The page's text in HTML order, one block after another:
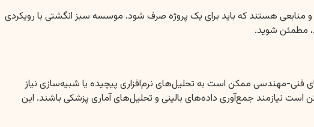
منابعی هستند که باید برای یک پروژه صرف شود. موسسه سبز انگشتی با رویکردی
مطمئن شوید.
فنی-مهندسی ممکن است به تحلیل‌های نرم‌افزاری پیچیده یا شبیه‌سازی نیاز
نیازمند جمع‌آوری داده‌های بالینی و تحلیل‌های آماری پزشکی باشند. این